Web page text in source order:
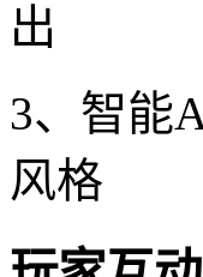
出
3、智能
风格